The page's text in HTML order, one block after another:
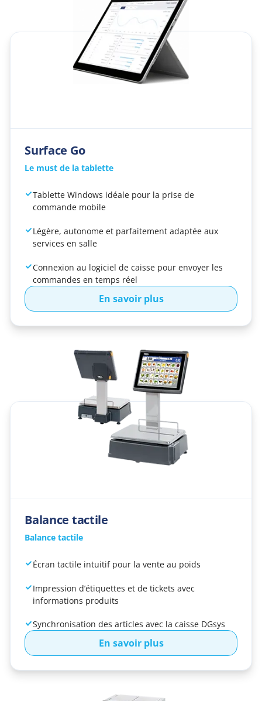
Surface Go
Le must de la tablette
Tablette Windows idéale pour la prise de
commande mobile
Légère, autonome et parfaitement adaptée aux
services en salle
Connexion au logiciel de caisse pour envoyer les
commandes en temps réel
En savoir plus
Balance tactile
Balance tactile
Écran tactile intuitif pour la vente au poids
Impression d’étiquettes et de tickets avec
informations produits
Synchronisation des articles avec la caisse DGsys
En savoir plus